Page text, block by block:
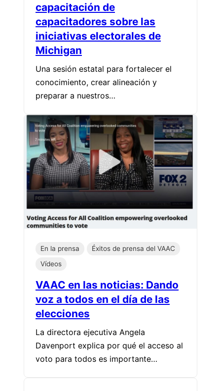
capacitación de
capacitadores sobre las
iniciativas electorales de
Michigan
Una sesión estatal para fortalecer el
conocimiento, crear alineación y
preparar a nuestros…
En la prensa
Éxitos de prensa del VAAC
Vídeos
VAAC en las noticias: Dando
voz a todos en el día de las
elecciones
La directora ejecutiva Angela
Davenport explica por qué el acceso al
voto para todos es importante…